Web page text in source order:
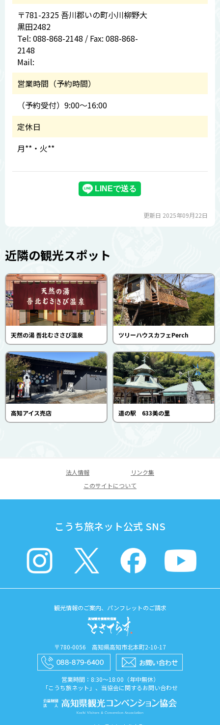
〒781-2325 吾川郡いの町小川柳野大
黒田2482
Tel: 088-868-2148 / Fax: 088-868-
2148
Mail:
営業時間（予約時間）
（予約受付）9:00～16:00
定休日
月**・火**
更新日 2025年09月22日
近隣の観光スポット
天然の湯 吾北むささび温泉 ツリーハウスカフェPerch
高知アイス売店 道の駅 633美の里
法人情報
リンク集
このサイトについて
こうち旅ネット公式 SNS
観光情報のご案内、パンフレットのご請求
〒780-0056 高知県高知市北本町2-10-17
営業時間：8:30〜18:00（年中無休）
「こうち旅ネット」、当協会に関するお問い合わせ